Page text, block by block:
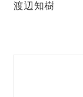
渡辺知樹